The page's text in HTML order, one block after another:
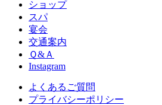
ショップ
スパ
宴会
交通案内
Ｑ&Ａ
Instagram
よくあるご質問
プライバシーポリシー